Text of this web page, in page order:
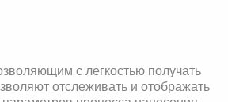
с легкостью получать
отслеживать и отображать